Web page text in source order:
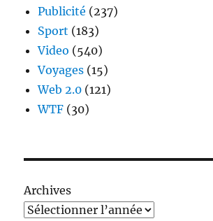
Publicité (237)
Sport (183)
Video (540)
Voyages (15)
Web 2.0 (121)
WTF (30)
Archives